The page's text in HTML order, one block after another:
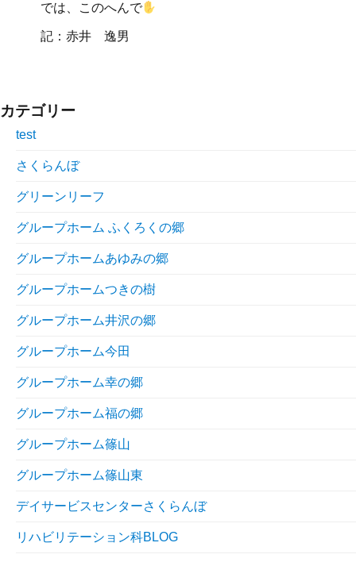
では、このへんで
記：赤井 逸男
カテゴリー
test
さくらんぼ
グリーンリーフ
グループホーム ふくろくの郷
グループホームあゆみの郷
グループホームつきの樹
グループホーム井沢の郷
グループホーム今田
グループホーム幸の郷
グループホーム福の郷
グループホーム篠山
グループホーム篠山東
デイサービスセンターさくらんぼ
リハビリテーション科BLOG